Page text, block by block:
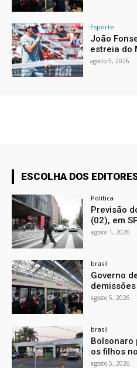
Esporte
João
estreia do
agosto 5, 2026
ESCOLHA DOS
Política
Previsão
(02), em
agosto 1, 2026
brasil
Governo
agosto 5, 2026
brasil
Bolsonaro
os filhos
agosto 5, 2026